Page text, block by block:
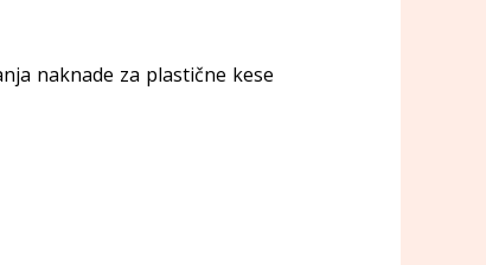
naknade za plastične kese